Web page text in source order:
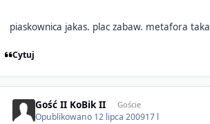
piaskownica jakas. plac zabaw. metafora taka
Cytuj
Gość II KoBik II Goście
Opublikowano 12 lipca 200917 l